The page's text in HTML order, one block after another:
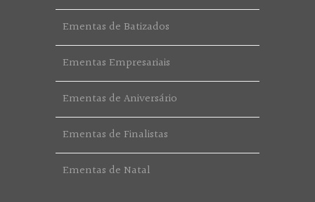
Ementas de Batizados
Ementas Empresariais
Ementas de Aniversário
Ementas de Finalistas
Ementas de Natal